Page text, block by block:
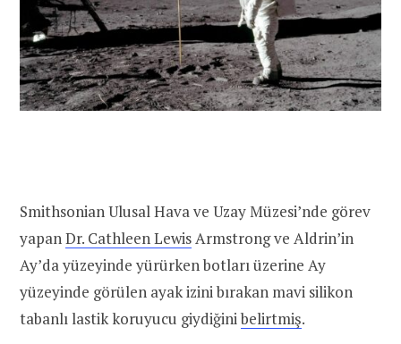
Smithsonian Ulusal Hava ve Uzay Müzesi’nde görev
yapanDr. Cathleen LewisArmstrong ve Aldrin’in
Ay’da yüzeyinde yürürken botları üzerine Ay
yüzeyinde görülen ayak izini bırakan mavi silikon
tabanlı lastik koruyucu giydiğinibelirtmiş.